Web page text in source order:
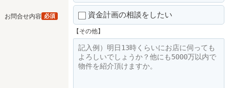
お問合せ内容 必須 資金計画の相談をしたい
【その他】